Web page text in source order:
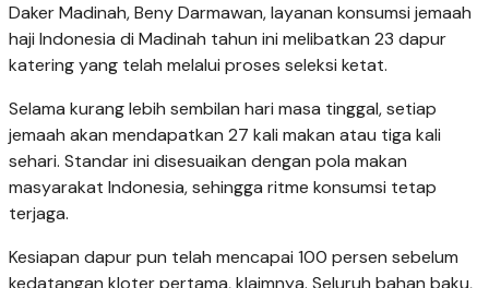
Daker Madinah, Beny Darmawan, layanan konsumsi jemaah
haji Indonesia di Madinah tahun ini melibatkan 23 dapur
katering yang telah melalui proses seleksi ketat.
Selama kurang lebih sembilan hari masa tinggal, setiap
jemaah akan mendapatkan 27 kali makan atau tiga kali
sehari. Standar ini disesuaikan dengan pola makan
masyarakat Indonesia, sehingga ritme konsumsi tetap
terjaga.
Kesiapan dapur pun telah mencapai 100 persen sebelum